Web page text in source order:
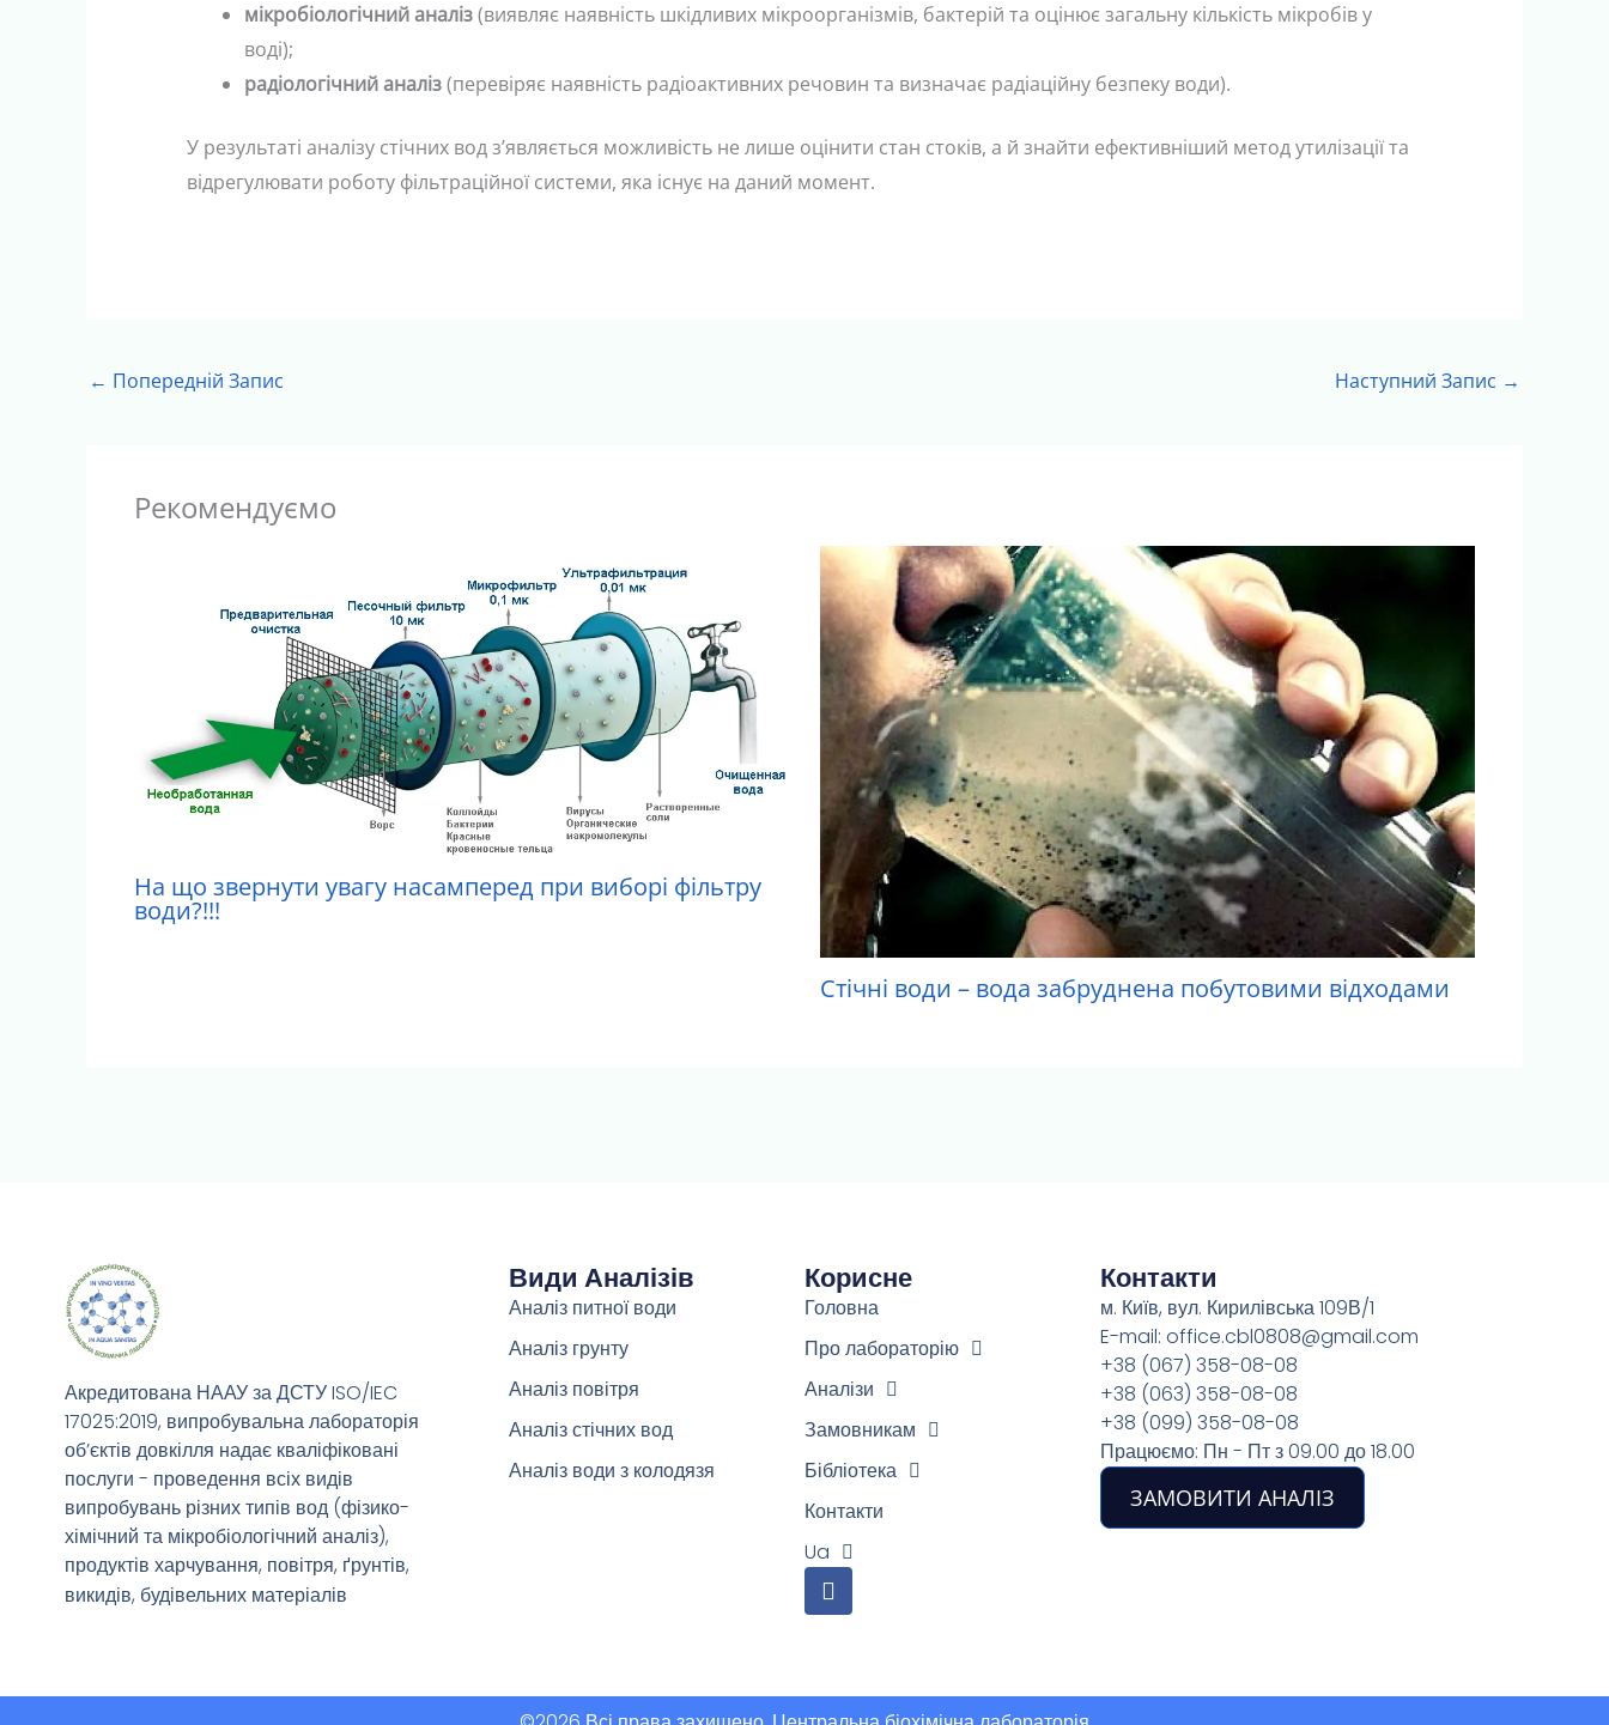
мікробіологічний аналіз(виявляє наявність шкідливих мікроорганізмів, бактерій та оцінює загальну кількість мікробів у
воді);
радіологічний аналіз(перевіряє наявність радіоактивних речовин та визначає радіаційну безпеку води).
У результаті аналізу стічних вод з’являється можливість не лише оцінити стан стоків, а й знайти ефективніший метод утилізації та
відрегулювати роботу фільтраційної системи, яка існує на даний момент.
← Попередній Запис Наступний Запис →
Рекомендуємо
На що звернути увагу насамперед при виборі фільтру
води?!!!
Стічні води – вода забруднена побутовими відходами
Акредитована НААУ за ДСТУ ISO/IEC
17025:2019, випробувальна лабораторія
об’єктів довкілля надає кваліфіковані
послуги - проведення всіх видів
випробувань різних типів вод (фізико-
хімічний та мікробіологічний аналіз),
продуктів харчування, повітря, ґрунтів,
викидів, будівельних матеріалів
Види Аналізів
Аналіз питної води
Аналіз грунту
Аналіз повітря
Аналіз стічних вод
Аналіз води з колодязя
Корисне
Головна
Про лабораторію
Аналізи
Замовникам
Бібліотека
Контакти
Ua
F
a
c
o
Контакти
м. Київ, вул. Кирилівська 109В/1
E-mail: office.cbl0808@gmail.com
+38 (067) 358-08-08
+38 (063) 358-08-08
+38 (099) 358-08-08
Працюємо: Пн - Пт з 09.00 до 18.00
ЗАМОВИТИ АНАЛІЗ